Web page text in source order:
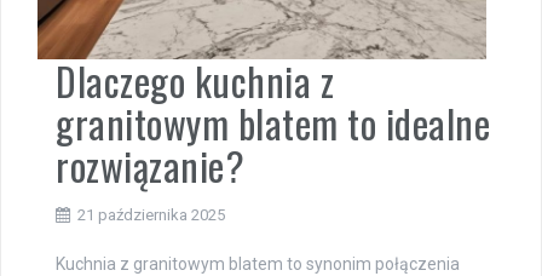
Dlaczego kuchnia z
granitowym blatem to idealne
rozwiązanie?
21 października 2025
Kuchnia z granitowym blatem to synonim połączenia